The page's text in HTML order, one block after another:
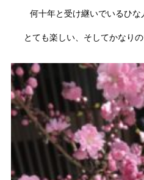
何十年と受け継いでいるひ
とても楽しい、そしてかなり